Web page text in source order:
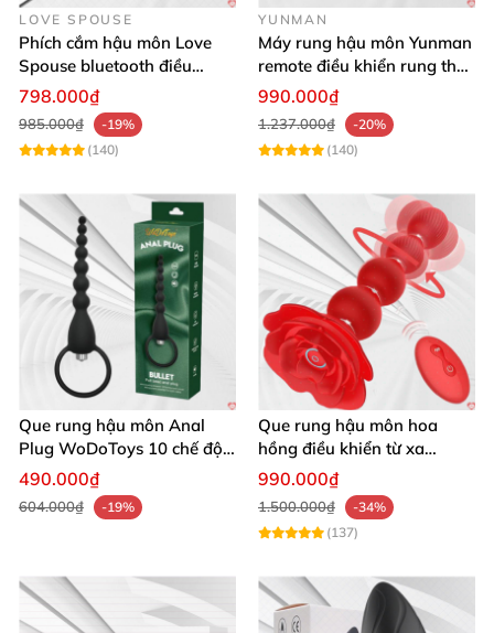
Lưu ý: Dụng cụ kích thích hậu môncũng là một món
đồ cá nhân. Do đó, không nên dùng chungvới người
khácđể tránh lây nhiễm các mầm bệnh tình dục.
LOVE SPOUSE
Phích cắm hậu môn Love
Spouse bluetooth điều
khiển từ xa kích thích tiện
798.000₫
985.000₫
-19%
(140)
YUNMAN
Máy rung hậu môn Yunman
remote điều khiển rung thụt
êm ái
990.000₫
1.237.000₫
-20%
(140)
Que rung hậu môn Anal
Plug WoDoToys 10 chế độ
động mạnh gay
490.000₫
604.000₫ -19%
Que rung hậu môn hoa
hồng điều khiển từ xa
massage đa điểm kích thích
990.000₫
1.500.000₫
-34%
(137)